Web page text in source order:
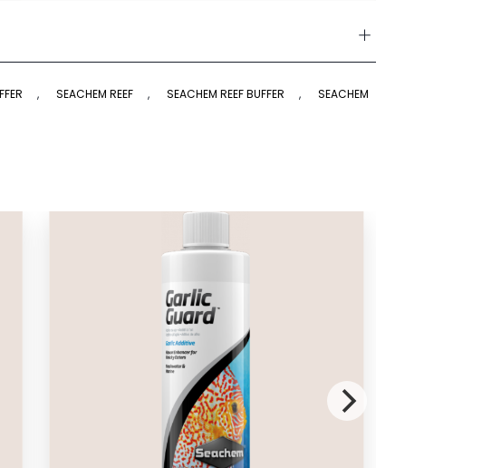
, SEACHEM REEF , SEACHEM REEF BUFFER ,
SEACHEM